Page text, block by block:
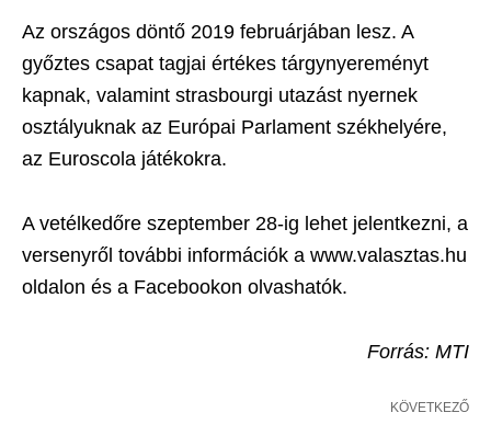
Az országos döntő 2019 februárjában lesz. A
győztes csapat tagjai értékes tárgynyereményt
kapnak, valamint strasbourgi utazást nyernek
osztályuknak az Európai Parlament székhelyére,
az Euroscola játékokra.
A vetélkedőre szeptember 28-ig lehet jelentkezni, a
versenyről további információk a www.valasztas.hu
oldalon és a Facebookon olvashatók.
Forrás: MTI
KÖVETKEZŐ